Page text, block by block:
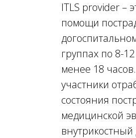
ITLS provider –
помощи
группах по 8-
менее 18
участники
состояния
медицинской